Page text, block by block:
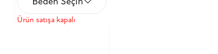
Ürün satışa kapalı